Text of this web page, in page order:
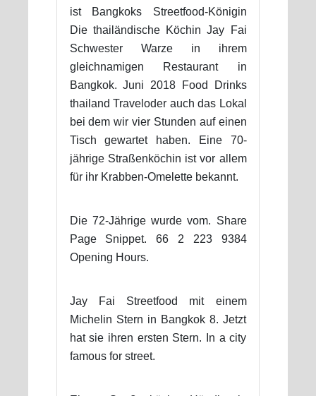
ist Bangkoks Streetfood-Königin
Die thailändische Köchin Jay Fai
Schwester Warze in ihrem
gleichnamigen Restaurant in
Bangkok. Juni 2018 Food Drinks
thailand Traveloder auch das Lokal
bei dem wir vier Stunden auf einen
Tisch gewartet haben. Eine 70-
jährige Straßenköchin ist vor allem
für ihr Krabben-Omelette bekannt.
Die 72-Jährige wurde vom. Share
Page Snippet. 66 2 223 9384
Opening Hours.
Jay Fai Streetfood mit einem
Michelin Stern in Bangkok 8. Jetzt
hat sie ihren ersten Stern. In a city
famous for street.